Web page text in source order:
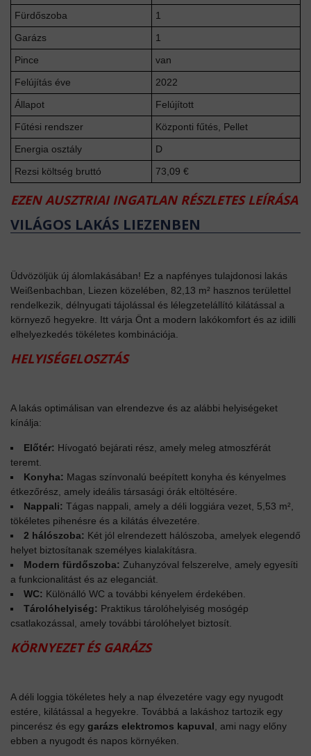
Fürdőszoba
1
Garázs
1
Pince
van
Felújítás éve
2022
Állapot
Felújított
Fűtési rendszer
Központi fűtés, Pellet
Energia osztály
D
Rezsi költség bruttó
73,09 €
EZEN AUSZTRIAI INGATLAN RÉSZLETES LEÍRÁSA
VILÁGOS LAKÁS LIEZENBEN
Üdvözöljük új álomlakásában! Ez a napfényes tulajdonosi lakás
Weißenbachban, Liezen közelében, 82,13 m² hasznos területtel
rendelkezik, délnyugati tájolással és lélegzetelállító kilátással a
környező hegyekre. Itt várja Önt a modern lakókomfort és az idilli
elhelyezkedés tökéletes kombinációja.
HELYISÉGELOSZTÁS
A lakás optimálisan van elrendezve és az alábbi helyiségeket
kínálja:
Előtér: Hívogató bejárati rész, amely meleg atmoszférát
teremt.
Konyha: Magas színvonalú beépített konyha és kényelmes
étkezőrész, amely ideális társasági órák eltöltésére.
Nappali: Tágas nappali, amely a déli loggiára vezet, 5,53 m²,
tökéletes pihenésre és a kilátás élvezetére.
2 hálószoba: Két jól elrendezett hálószoba, amelyek elegendő
helyet biztosítanak személyes kialakításra.
Modern fürdőszoba: Zuhanyzóval felszerelve, amely egyesíti
a funkcionalitást és az eleganciát.
WC: Különálló WC a további kényelem érdekében.
Tárolóhelyiség: Praktikus tárolóhelyiség mosógép
csatlakozással, amely további tárolóhelyet biztosít.
KÖRNYEZET ÉS GARÁZS
A déli loggia tökéletes hely a nap élvezetére vagy egy nyugodt
estére, kilátással a hegyekre. Továbbá a lakáshoz tartozik egy
pincerész és egy garázs elektromos kapuval , ami nagy előny
ebben a nyugodt és napos környéken.